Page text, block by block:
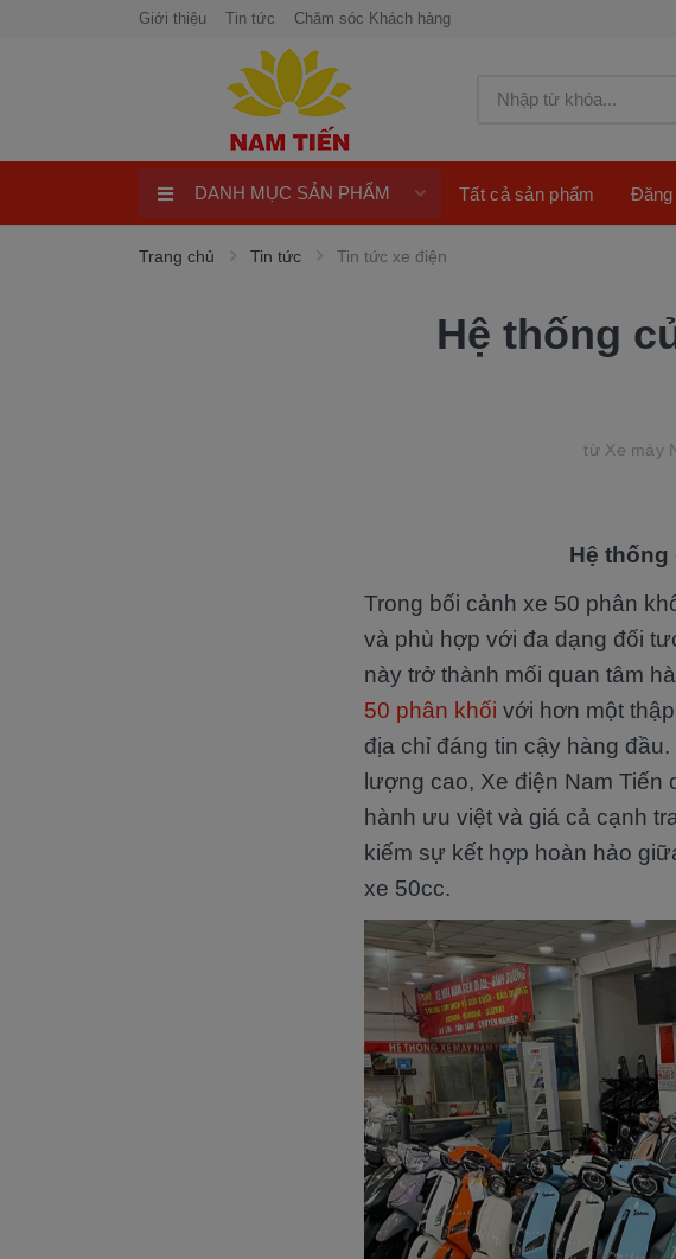
Giới thiệu Tin tức Chăm sóc Khách hàng
Xe máy 50cc
DANH MỤC SẢN PHẨM Tất cả sản phẩm
Trang chủ Tin tức Tin tức xe điện
Hệ thống
từ Xe máy
Hệ thống
Trong bối cảnh xe 50 phân
và phù hợp với đa dạng đối
này trở thành mối quan tâm
50 phân khối với hơn một
địa chỉ đáng tin cậy hàng
lượng cao, Xe điện Nam
hành ưu việt và giá cả cạnh
kiếm sự kết hợp hoàn hảo
xe 50cc.